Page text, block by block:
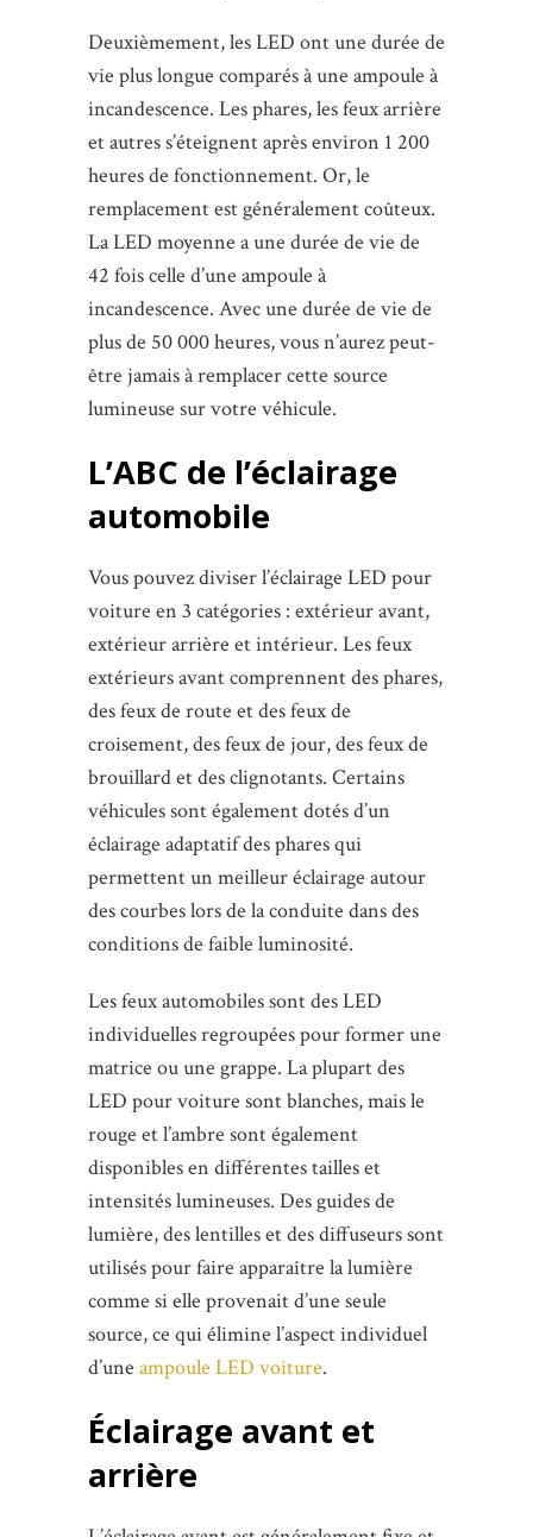
Deuxièmement, les LED ont une durée de
vie plus longue comparés à une ampoule à
incandescence. Les phares, les feux arrière
et autres s’éteignent après environ 1 200
heures de fonctionnement. Or, le
remplacement est généralement coûteux.
La LED moyenne a une durée de vie de
42 fois celle d’une ampoule à
incandescence. Avec une durée de vie de
plus de 50 000 heures, vous n’aurez peut-
être jamais à remplacer cette source
lumineuse sur votre véhicule.
L’ABC de l’éclairage
automobile
Vous pouvez diviser l’éclairage LED pour
voiture en 3 catégories : extérieur avant,
extérieur arrière et intérieur. Les feux
extérieurs avant comprennent des phares,
des feux de route et des feux de
croisement, des feux de jour, des feux de
brouillard et des clignotants. Certains
véhicules sont également dotés d’un
éclairage adaptatif des phares qui
permettent un meilleur éclairage autour
des courbes lors de la conduite dans des
conditions de faible luminosité.
Les feux automobiles sont des LED
individuelles regroupées pour former une
matrice ou une grappe. La plupart des
LED pour voiture sont blanches, mais le
rouge et l’ambre sont également
disponibles en différentes tailles et
intensités lumineuses. Des guides de
lumière, des lentilles et des diffuseurs sont
utilisés pour faire apparaître la lumière
comme si elle provenait d’une seule
source, ce qui élimine l’aspect individuel
d’une ampoule LED voiture.
Éclairage avant et
arrière